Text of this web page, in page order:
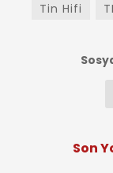
Tin Hifi
Son